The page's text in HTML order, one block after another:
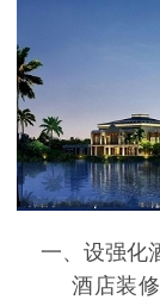
一、设强化
酒店装修设